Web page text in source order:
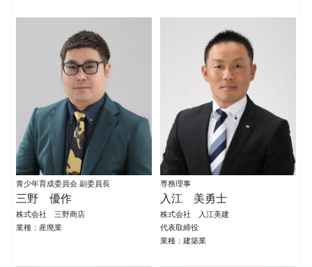
青少年育成委員会 副委員長
三野 優作
株式会社 三野商店
業種：産廃業
専務理事
入江 美勇士
株式会社 入江美建
代表取締役
業種：建築業